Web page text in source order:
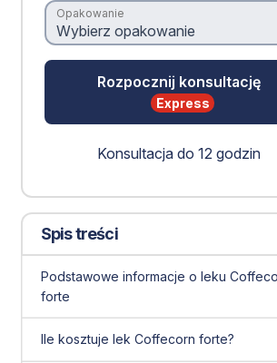
Opakowanie
Express
Konsultacja do 12 godzin
Spis treści
Podstawowe informacje o leku
forte
Ile kosztuje lek Coffecorn forte?